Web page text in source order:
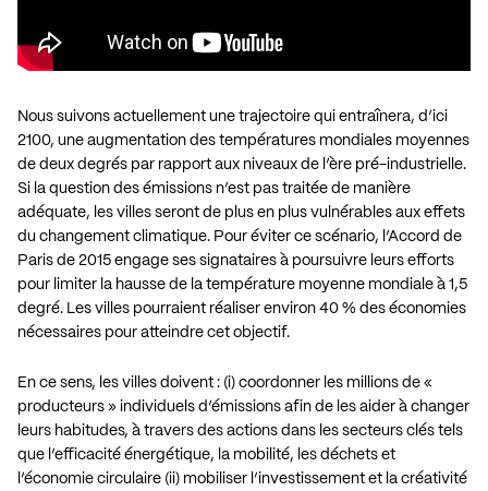
Nous suivons actuellement une trajectoire qui entraînera, d’ici
2100, une augmentation des températures mondiales moyennes
de deux degrés par rapport aux niveaux de l’ère pré-industrielle.
Si la question des émissions n’est pas traitée de manière
adéquate, les villes seront de plus en plus vulnérables aux effets
du changement climatique. Pour éviter ce scénario, l’Accord de
Paris de 2015 engage ses signataires à poursuivre leurs efforts
pour limiter la hausse de la température moyenne mondiale à 1,5
degré. Les villes pourraient réaliser environ 40 % des économies
nécessaires pour atteindre cet objectif.
En ce sens, les villes doivent : (i) coordonner les millions de «
producteurs » individuels d’émissions afin de les aider à changer
leurs habitudes, à travers des actions dans les secteurs clés tels
que l’efficacité énergétique, la mobilité, les déchets et
l’économie circulaire (ii) mobiliser l’investissement et la créativité